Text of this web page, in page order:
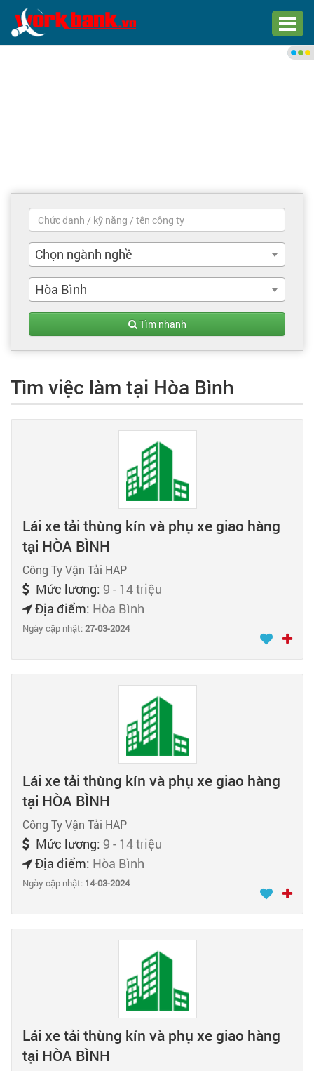
Việc làm mới nhất
Tìm việc làm
Tạo hồ sơ
Cẩm nang việc làm
Bạn cần tuyển người
Chọn ngành nghề
Hòa Bình
Tìm nhanh
Tìm việc làm tại Hòa Bình
Lái xe tải thùng kín và phụ xe giao hàng
tại HÒA BÌNH
Công Ty Vận Tải HAP
Mức lương: 9 - 14 triệu
Địa điểm: Hòa Bình
Ngày cập nhật:27-03-2024
Lái xe tải thùng kín và phụ xe giao hàng
tại HÒA BÌNH
Công Ty Vận Tải HAP
Mức lương: 9 - 14 triệu
Địa điểm: Hòa Bình
Ngày cập nhật: 14-03-2024
Lái xe tải thùng kín và phụ xe giao hàng
tại HÒA BÌNH